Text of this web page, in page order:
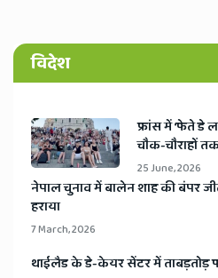
विदेश
​फ्रांस में ‘फेते डे
चौक-चौराहों
25 June, 2026
​नेपाल चुनाव में बालेन शाह की बंपर
हराया
7 March, 2026
​थाईलैड के डे-केयर सेंटर में ताबड़तोड़